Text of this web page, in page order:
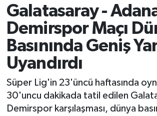
Galatasaray -
Demirspor Maçı
Basınında Geniş
Uyandırdı
Süper Lig'in 23'üncü haftasında
30'uncu dakikada tatil edilen
Demirspor karşılaşması, dünya
Eğitim
Siyaset
Ekonomi
Kadın
Magazin
Tüm Manşetler
Son Dakika Haberleri
Haber Arşivi